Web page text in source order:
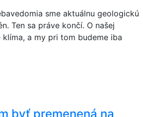
sme aktuálnu geologickú
Ten sa práve končí. O našej
a my pri tom budeme iba
byť premenená na